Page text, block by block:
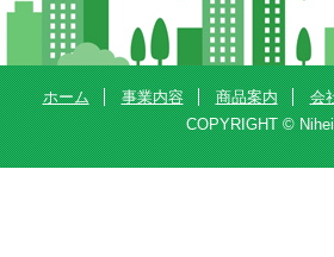
ホーム 事業内容 商品案内
会
COPYRIGHT ©